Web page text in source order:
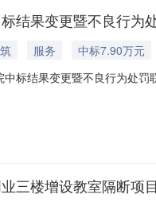
结果变更暨不良行为
服务
中标7.90万元
标结果变更暨不良行为处罚
三楼增设教室隔断项